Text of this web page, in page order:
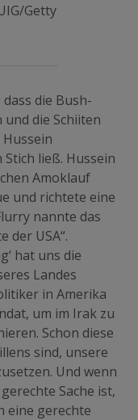
Getty
die Bush-
und die Schiiten
ließ. Hussein
Amoklauf
und richtete eine
nannte das
der USA“.
hat uns die
Landes
in Amerika
um im Irak zu
Schon diese
sind, unsere
Und wenn
Sache ist,
eine gerechte